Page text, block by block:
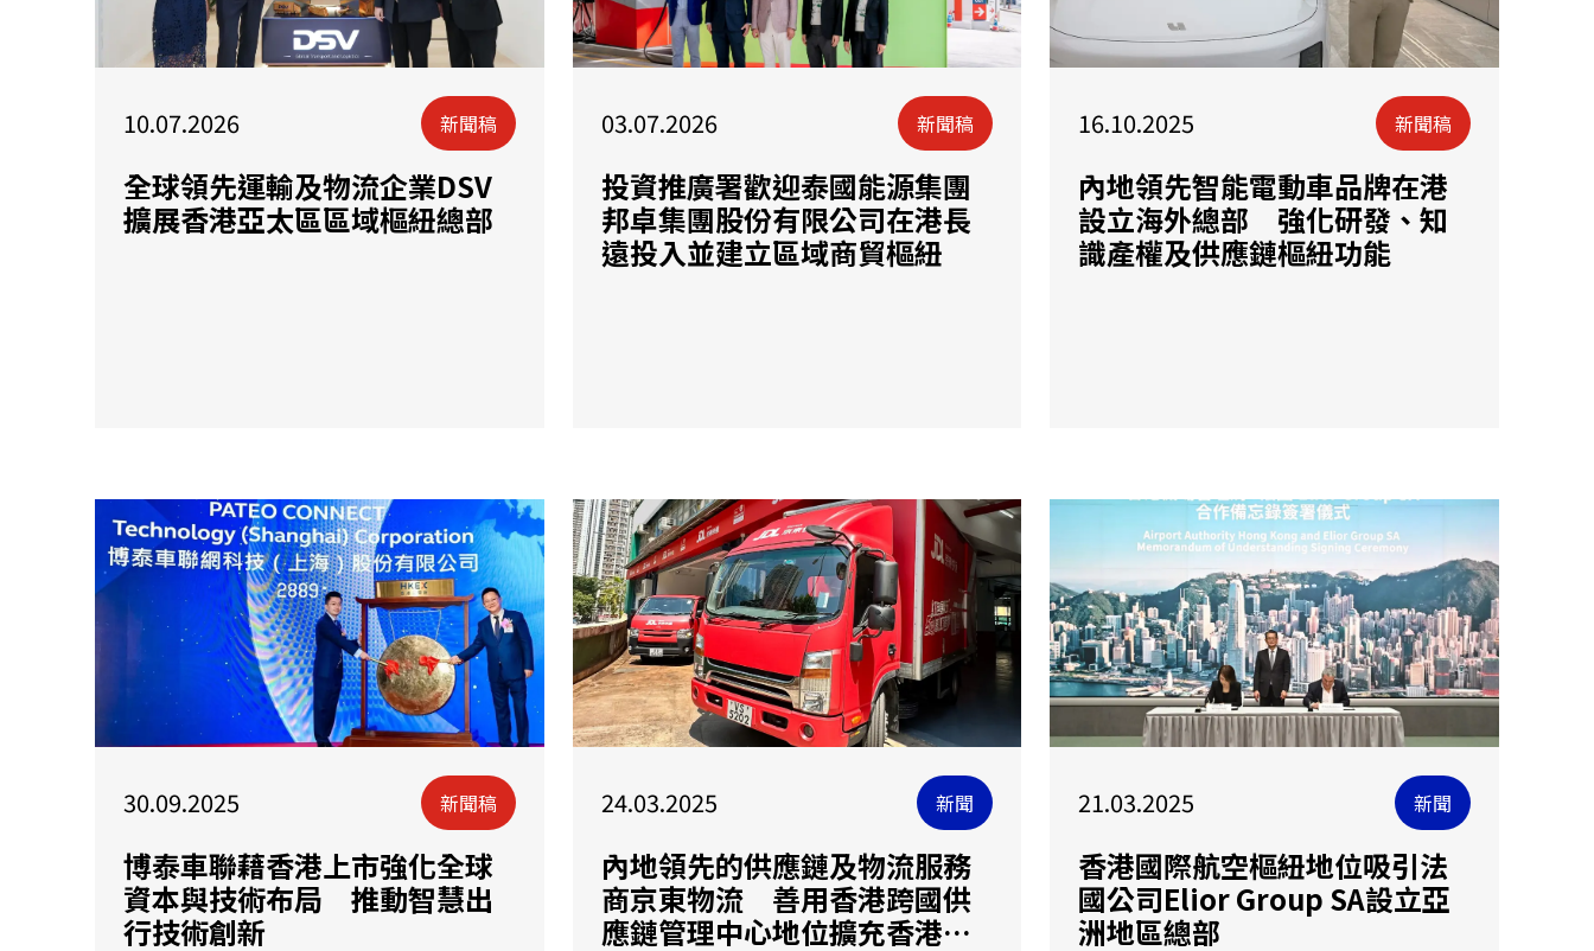
10.07.2026 新聞稿
全球領先運輸及物流企業DSV
擴展香港亞太區區域樞紐總部
03.07.2026 新聞稿
投資推廣署歡迎泰國能源集團
邦卓集團股份有限公司在港長
遠投入並建立區域商貿樞紐
16.10.2025 新聞稿
內地領先智能電動車品牌在港
設立海外總部 強化研發、知
識產權及供應鏈樞紐功能
30.09.2025 新聞稿
博泰車聯藉香港上市強化全球
資本與技術布局 推動智慧出
行技術創新
24.03.2025 新聞
內地領先的供應鏈及物流服務
商京東物流 善用香港跨國供
應鏈管理中心地位擴充香港業
21.03.2025 新聞
香港國際航空樞紐地位吸引法
國公司Elior Group SA設立亞
洲地區總部